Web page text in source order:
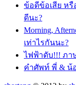
ข้อดีข้อเสีย หรื
ดีนะ?
Morning,
เท่าไรกันนะ?
ไฟฟ้าดับ!!! ภา
คำศัพท์ พี่ & น้